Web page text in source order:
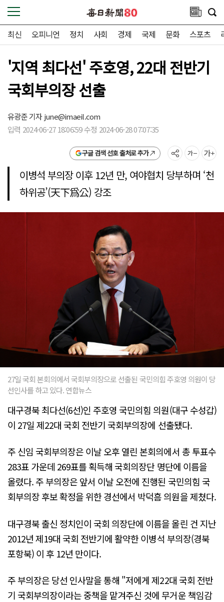
최신 오피니언 정치 사회 경제 국제 문화 스포츠
'지역 최다선' 주호영, 22대 전반기
국회부의장 선출
유광준 기자june@imaeil.com
입력 2024-06-27 18:06:59 수정 2024-06-28 07:07:35
구글 검색 선호 출처로 추가
이병석 부의장 이후 12년 만, 여야협치 당부하며 ‘천
하위공’(天下爲公) 강조
27일 국회 본회의에서 국회부의장으로 선출된 국민의힘 주호영 의원이 당
선인사를 하고 있다. 연합뉴스
대구경북 최다선(6선)인 주호영 국민의힘 의원(대구 수성갑)
이 27일 제22대 국회 전반기 국회부의장에 선출됐다.
주 신임 국회부의장은 이날 오후 열린 본회의에서 총 투표수
283표 가운데 269표를 획득해 국회의장단 명단에 이름을
올렸다. 주 부의장은 앞서 이날 오전에 진행된 국민의힘 국
회부의장 후보 확정을 위한 경선에서 박덕흠 의원을 제쳤다.
대구경북 출신 정치인이 국회 의장단에 이름을 올린 건 지난
2012년 제19대 국회 전반기에 활약한 이병석 부의장(경북
포항북) 이 후 12년 만이다.
주 부의장은 당선 인사말을 통해 "저에게 제22대 국회 전반
기 국회부의장이라는 중책을 맡겨주신 것에 무거운 책임감